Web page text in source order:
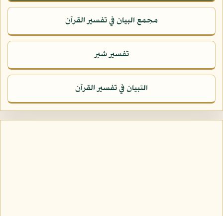
مجمع البيان في تفسير القرآن
تفسير شبر
التبيان في تفسير القرآن